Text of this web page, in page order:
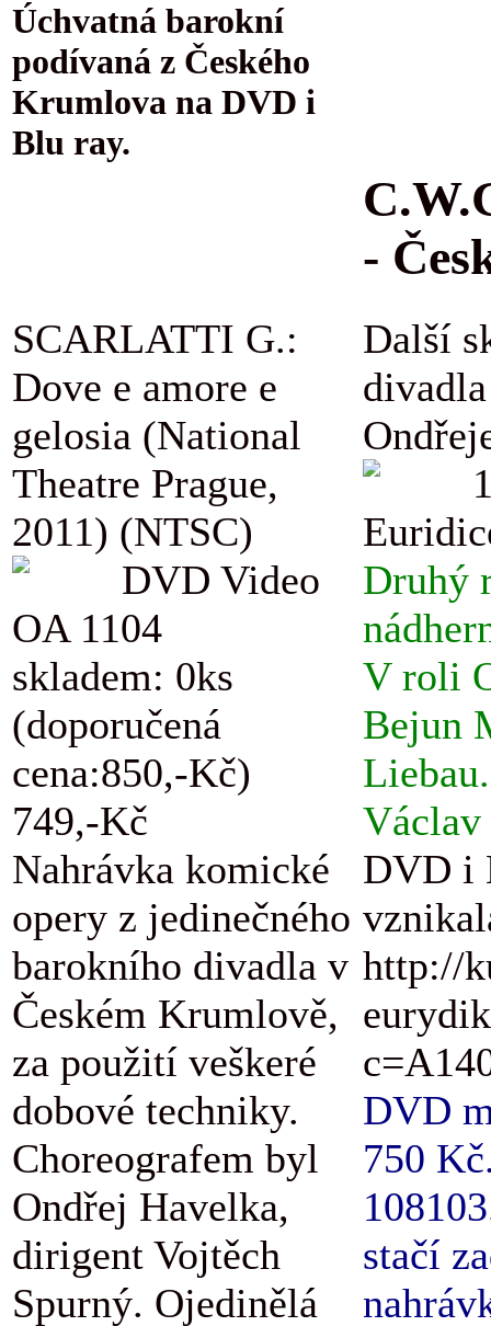
Úchvatná barokní
podívaná z Českého
Krumlova na DVD i
Blu ray.
-
SCARLATTI G.:
Dove e amore e
gelosia (National
Theatre Prague,
2011) (NTSC)
DVD Video
OA 1104
skladem: 0ks
(doporučená
cena:850,-Kč)
749,-Kč
Nahrávka komické
opery z jedinečného
barokního divadla v
Českém Krumlově,
za použití veškeré
dobové techniky.
Choreografem byl
Ondřej Havelka,
dirigent Vojtěch
Spurný. Ojedinělá
Další
Druhý
V roli
Bejun
DVD i
http://
DVD
750
stačí